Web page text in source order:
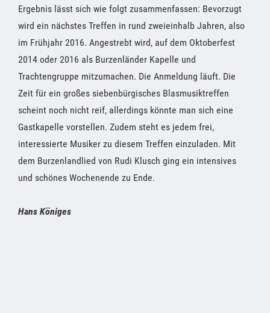
Ergebnis lässt sich wie folgt zusammenfassen: Bevorzugt
wird ein nächstes Treffen in rund zweieinhalb Jahren, also
im Frühjahr 2016. Angestrebt wird, auf dem Oktoberfest
2014 oder 2016 als Burzenländer Kapelle und
Trachtengruppe mitzumachen. Die Anmeldung läuft. Die
Zeit für ein großes siebenbürgisches Blasmusiktreffen
scheint noch nicht reif, allerdings könnte man sich eine
Gastkapelle vorstellen. Zudem steht es jedem frei,
interessierte Musiker zu diesem Treffen einzuladen. Mit
dem Burzenlandlied von Rudi Klusch ging ein intensives
und schönes Wochenende zu Ende.
Hans Königes